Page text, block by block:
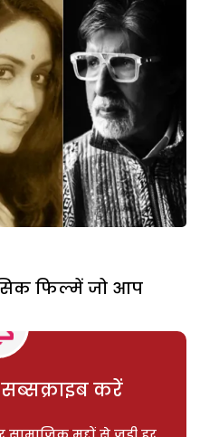
फिल्में जो आप
करें